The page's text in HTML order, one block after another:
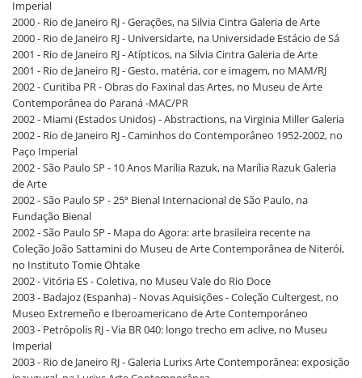
Imperial
2000 - Rio de Janeiro RJ - Gerações, na Silvia Cintra Galeria de Arte
2000 - Rio de Janeiro RJ - Universidarte, na Universidade Estácio de Sá
2001 - Rio de Janeiro RJ - Atípticos, na Silvia Cintra Galeria de Arte
2001 - Rio de Janeiro RJ - Gesto, matéria, cor e imagem, no MAM/RJ
2002 - Curitiba PR - Obras do Faxinal das Artes, no Museu de Arte
Contemporânea do Paraná -MAC/PR
2002 - Miami (Estados Unidos) - Abstractions, na Virginia Miller Galeria
2002 - Rio de Janeiro RJ - Caminhos do Contemporâneo 1952-2002, no
Paço Imperial
2002 - São Paulo SP - 10 Anos Marília Razuk, na Marília Razuk Galeria
de Arte
2002 - São Paulo SP - 25ª Bienal Internacional de São Paulo, na
Fundação Bienal
2002 - São Paulo SP - Mapa do Agora: arte brasileira recente na
Coleção João Sattamini do Museu de Arte Contemporânea de Niterói,
no Instituto Tomie Ohtake
2002 - Vitória ES - Coletiva, no Museu Vale do Rio Doce
2003 - Badajoz (Espanha) - Novas Aquisições - Coleção Cultergest, no
Museo Extremeño e Iberoamericano de Arte Contemporáneo
2003 - Petrópolis RJ - Via BR 040: longo trecho em aclive, no Museu
Imperial
2003 - Rio de Janeiro RJ - Galeria Lurixs Arte Contemporânea: exposição